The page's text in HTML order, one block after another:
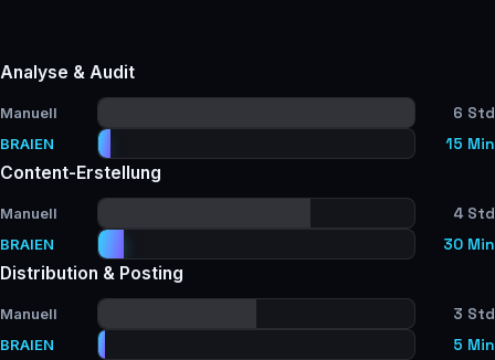
Analyse & Audit
Manuell 6 Std
BRAIEN 15 Min
Content-Erstellung
Manuell 4 Std
BRAIEN 30 Min
Distribution & Posting
Manuell 3 Std
BRAIEN 5 Min